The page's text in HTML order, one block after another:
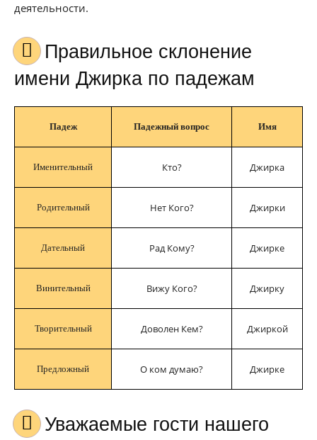
деятельности.
Правильное склонение
имени Джирка по падежам
Падеж Падежный вопрос Имя
Именительный Кто? Джирка
Родительный Нет Кого? Джирки
Дательный Рад Кому? Джирке
Винительный Вижу Кого? Джирку
Творительный Доволен Кем? Джиркой
Предложный О ком думаю? Джирке
Уважаемые гости нашего